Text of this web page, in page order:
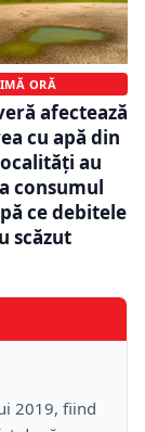
ORĂ
afectează
cu apă din
au
consumul
ce debitele
scăzut
2019, fiind